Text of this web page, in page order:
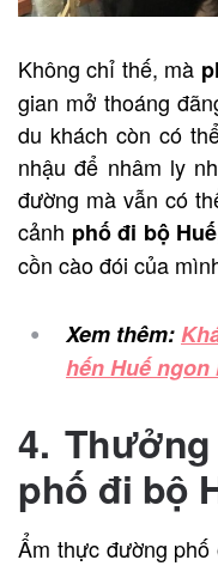
Không chỉ thế, mà
gian mở thoáng
du khách còn có
nhậu để nhâm ly
đường mà vẫn có
cảnh phố đi bộ Huế
cồn cào đói của
Xem thêm:
hến Huế
4.
phố đi bộ
Ẩm thực đường